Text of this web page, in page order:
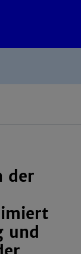
der
und